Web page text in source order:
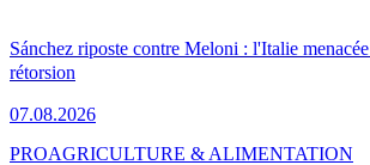
Sánchez riposte contre Meloni : l'Italie
rétorsion
07.08.2026
PROAGRICULTURE & ALIMENTATION